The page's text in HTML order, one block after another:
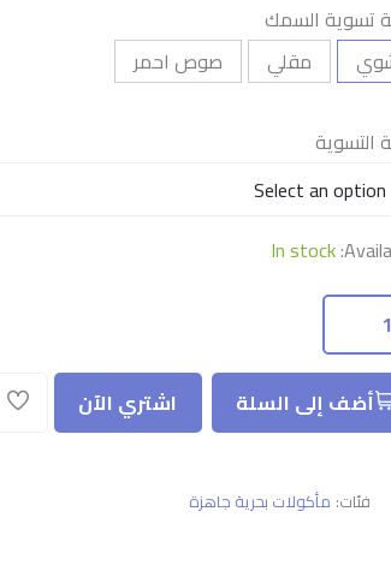
تسوية السمك
مقلي صوص احمر
التسوية
In stock
أضف إلى السلة اشتري الآن
فئات: مأكولات بحرية جاهزة